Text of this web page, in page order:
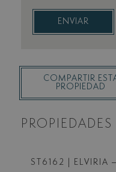
ENVIAR
COMPARTIR
PROPIEDAD
ST6162 | ELVIRIA